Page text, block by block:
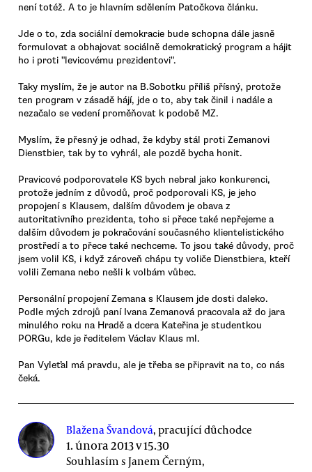
není totéž. A to je hlavním sdělením Patočkova článku.
Jde o to, zda sociální demokracie bude schopna dále jasně
formulovat a obhajovat sociálně demokratický program a hájit
ho i proti "levicovému prezidentovi".
Taky myslím, že je autor na B.Sobotku příliš přísný, protože
ten program v zásadě hájí, jde o to, aby tak činil i nadále a
nezačalo se vedení proměňovat k podobě MZ.
Myslím, že přesný je odhad, že kdyby stál proti Zemanovi
Dienstbier, tak by to vyhrál, ale pozdě bycha honit.
Pravicové podporovatele KS bych nebral jako konkurenci,
protože jedním z důvodů, proč podporovali KS, je jeho
propojení s Klausem, dalším důvodem je obava z
autoritativního prezidenta, toho si přece také nepřejeme a
dalším důvodem je pokračování současného klientelistického
prostředí a to přece také nechceme. To jsou také důvody, proč
jsem volil KS, i když zároveň chápu ty voliče Dienstbiera, kteří
volili Zemana nebo nešli k volbám vůbec.
Personální propojení Zemana s Klausem jde dosti daleko.
Podle mých zdrojů paní Ivana Zemanová pracovala až do jara
minulého roku na Hradě a dcera Kateřina je studentkou
PORGu, kde je ředitelem Václav Klaus ml.
Pan Vyleťal má pravdu, ale je třeba se připravit na to, co nás
čeká.
Blažena Švandová, pracující důchodce
1. února 2013 v 15.30
Souhlasím s Janem Černým,